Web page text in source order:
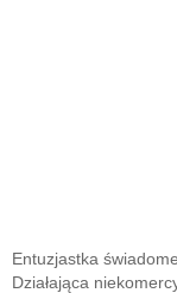
Entuzjastka
Działająca